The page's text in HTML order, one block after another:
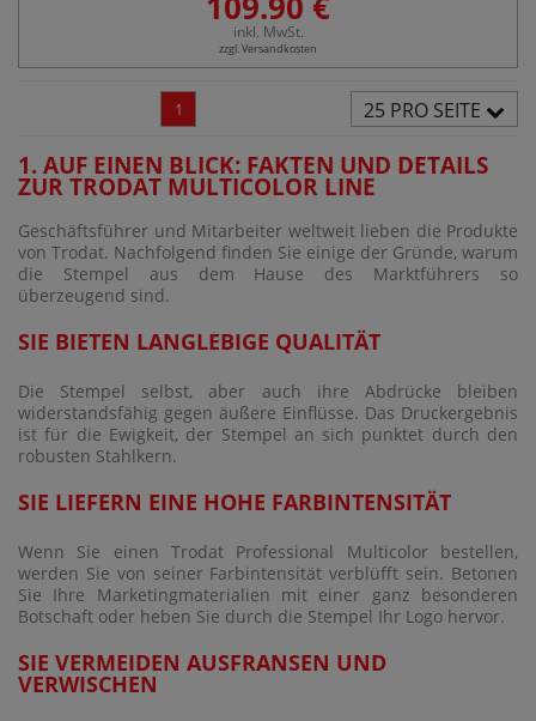
inkl. MwSt.
zzgl. Versandkosten
25 PRO SEITE
1
1. AUF EINEN BLICK: FAKTEN UND DETAILS
ZUR TRODAT MULTICOLOR LINE
Geschäftsführer und Mitarbeiter weltweit lieben die Produkte
von Trodat. Nachfolgend finden Sie einige der Gründe, warum
die Stempel aus dem Hause des Marktführers so
überzeugend sind.
SIE BIETEN LANGLEBIGE QUALITÄT
Die Stempel selbst, aber auch ihre Abdrücke bleiben
widerstandsfähig gegen äußere Einflüsse. Das Druckergebnis
ist für die Ewigkeit, der Stempel an sich punktet durch den
robusten Stahlkern.
SIE LIEFERN EINE HOHE FARBINTENSITÄT
Wenn Sie einen Trodat Professional Multicolor bestellen,
werden Sie von seiner Farbintensität verblüfft sein. Betonen
Sie Ihre Marketingmaterialien mit einer ganz besonderen
Botschaft oder heben Sie durch die Stempel Ihr Logo hervor.
SIE VERMEIDEN AUSFRANSEN UND
VERWISCHEN